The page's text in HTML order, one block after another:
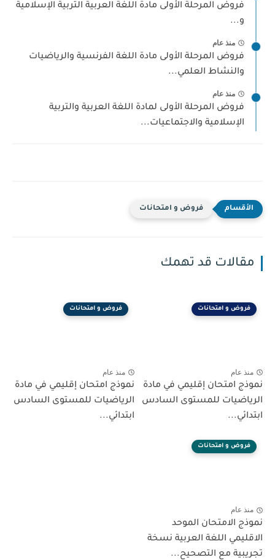
فروض المرحلة الأولى مادة اللغة العربية التربية الإسلامية
و...
منذ عام
فروض المرحلة الأولى مادة اللغة الفرنسية والرياضيات
والنشاط العلمي...
منذ عام
فروض المرحلة الأولى لمادة اللغة العربية والتربية
الإسلامية والاجتماعيات...
فروض و امتحانات
مقالات قد تهمك
فروض و امتحانات
منذ عام
نموذج امتحان إقليمي في مادة
الرياضيات للمستوى السادس
ابتدائي...
فروض و امتحانات
منذ عام
نموذج امتحان إقليمي في مادة
الرياضيات للمستوى السادس
ابتدائي...
فروض و امتحانات
منذ عام
نموذج الامتحان الموحد
الاقليمي اللغة العربية نسخة
تجريبية مع التصحيح...